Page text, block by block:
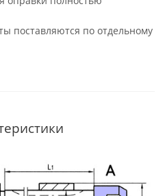
поставляются по отдельному